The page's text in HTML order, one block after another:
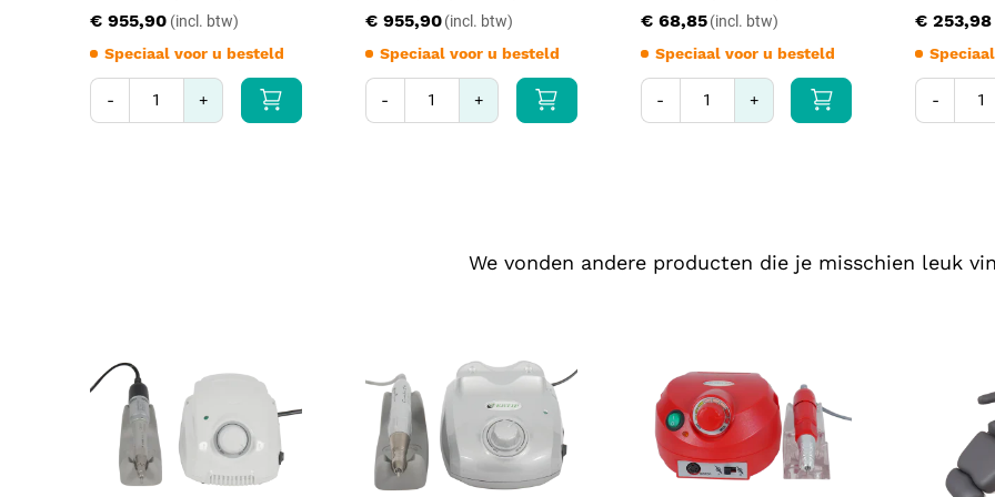
gestoken. Voor punchwissel
Compatibiliteit en
FUE-punches niet-
Voor mobiel werken:
Reinig de behuizing van de
apparaat nooit onder in
Controleer voor elke
onderdelen die gesteriliseerd
autoclaveerbare modellen
oppervlaktedesinfectans.
de levensduur van de lagers te
€ 955,90
Speciaal voor u besteld
- +
€ 955,90
Speciaal voor u besteld
- +
€ 68,85
Speciaal voor u besteld
- +
€ 253,98
-
We vonden andere producten die je misschien leuk